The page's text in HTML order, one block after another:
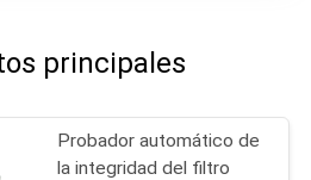
principales
Probador automático de
la integridad del filtro